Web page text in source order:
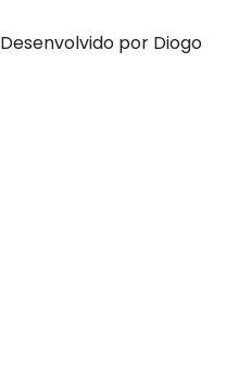
Desenvolvido por Diogo